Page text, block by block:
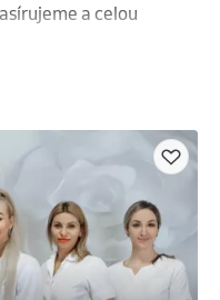
a celou